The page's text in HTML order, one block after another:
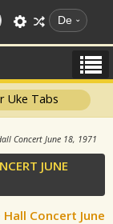
De
Uke Tabs
Concert June 18, 1971
JUNE
Concert June